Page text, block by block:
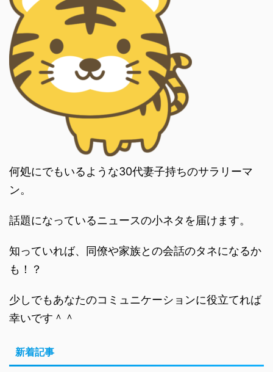
何処にでもいるような30代妻子持ちのサラリーマ
ン。
話題になっているニュースの小ネタを届けます。
知っていれば、同僚や家族との会話のタネになるか
も！？
少しでもあなたのコミュニケーションに役立てれば
幸いです＾＾
新着記事